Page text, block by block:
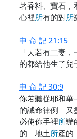
著香料、寶石，
心裡所有的對所
申 命 記 21:15
「人若有二妻，
的都給他生了兒
申 命 記 30:9
你若聽從耶和
的誡命律例，
必使你手裡所辦
的，地土所產的